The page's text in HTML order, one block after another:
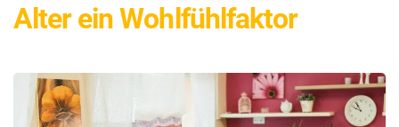
Alter ein Wohlfühlfaktor